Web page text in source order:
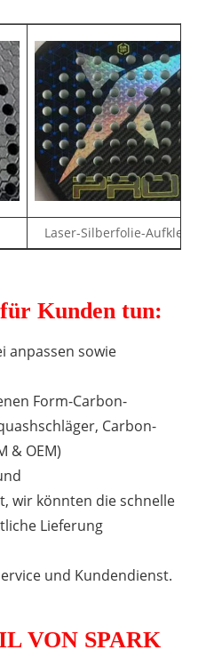
Laser-Silberfolie-Aufkleber
Kunden tun:
anpassen sowie
Form-Carbon-
Carbon-
& OEM)
wir könnten die schnelle
Lieferung
und Kundendienst.
VON SPARK